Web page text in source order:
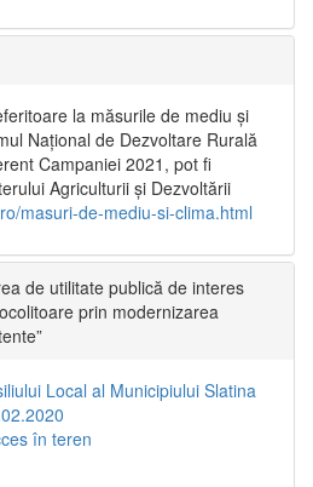
la măsurile de mediu și
Național de Dezvoltare Rurală
Campaniei 2021, pot fi
Agriculturii și Dezvoltării
masuri-de-mediu-si-clima.html
de utilitate publică de interes
prin modernizarea
Local al Municipiului Slatina
în teren